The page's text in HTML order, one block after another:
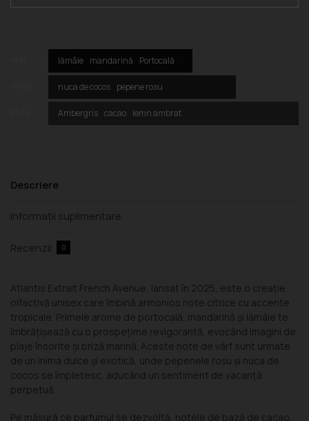
lămâie mandarină Portocală
nuca de cocos pepene rosu
Ambergris cacao lemn ambrat
Descriere
Informații suplimentare
Recenzii 0
Atlantis Extrait French Avenue, lansat în 2025, este o creație
olfactivă unisex care îmbină armonios note citrice cu accente
tropicale. Primele arome de portocală, mandarină și lămâie te
îmbrățișează cu o prospețime revigorantă, evocând imagini de
plaje însorite și briză marină. Aceste note de vârf sunt urmate
de un inima dulce și exotică, unde pepenele roșu și nuca de
cocos se împletesc, aducând un sentiment de vacanță
perpetuă.
Pe măsură ce parfumul se dezvoltă, notele de bază de cacao,